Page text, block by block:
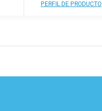
PERFIL DE PRODUCTO